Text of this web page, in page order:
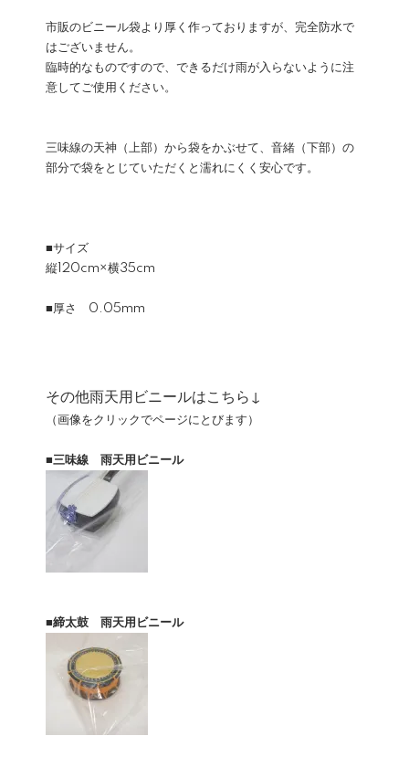
市販のビニール袋より厚く作っておりますが、完全防水で
はございません。
臨時的なものですので、できるだけ雨が入らないように注
意してご使用ください。
三味線の天神（上部）から袋をかぶせて、音緒（下部）の
部分で袋をとじていただくと濡れにくく安心です。
■サイズ
縦120cm×横35cm
■厚さ 0.05mm
その他雨天用ビニールはこちら↓
（画像をクリックでページにとびます）
■三味線 雨天用ビニール
■締太鼓 雨天用ビニール